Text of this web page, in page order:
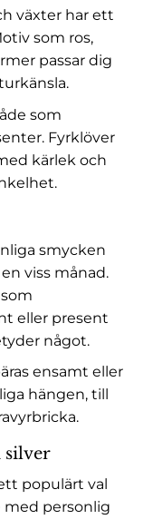
växter har ett
som ros,
passar dig
som
Fyrklöver
kärlek och
smycken
viss månad.
eller present
något.
ensamt eller
hängen, till
silver
populärt val
med personlig